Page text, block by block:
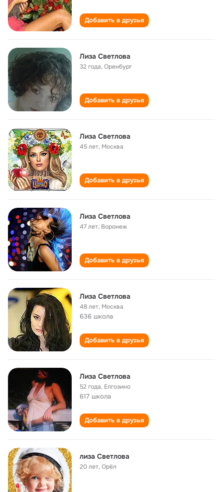
Добавить в друзья
Лиза Светлова
32 года,Оренбург
Добавить в друзья
Лиза Светлова
45 лет, Москва
Добавить в друзья
Лиза Светлова
47 лет, Воронеж
Добавить в друзья
Лиза Светлова
48 лет, Москва
636 школа
Добавить в друзья
Лиза Светлова
52 года, Елгозино
617 школа
Добавить в друзья
лиза Светлова
20 лет,Орёл